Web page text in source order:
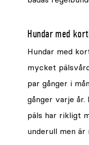
Hundar med
Hundar med
mycket
par gånger i
gånger varje
päls har rikligt
underull men är